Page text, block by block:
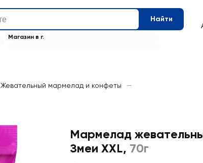
Найти
Магазин в г.
Жевательный мармелад и конфеты
—
Мармелад
Змеи XXL, 70г